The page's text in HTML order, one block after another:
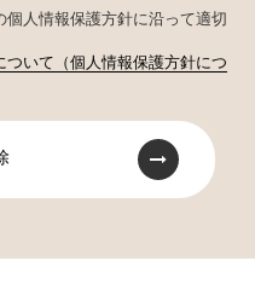
人情報保護方針に沿って適切
ついて（個人情報保護方針につ